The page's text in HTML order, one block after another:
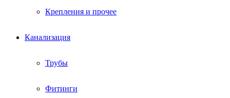
Крепления и прочее
Канализация
Трубы
Фитинги